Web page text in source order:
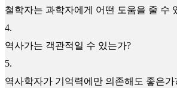
철학자는 과학자에게 어떤 도움을 줄 수
4.
역사가는 객관적일 수 있는가?
5.
역사학자가 기억력에만 의존해도 좋은가